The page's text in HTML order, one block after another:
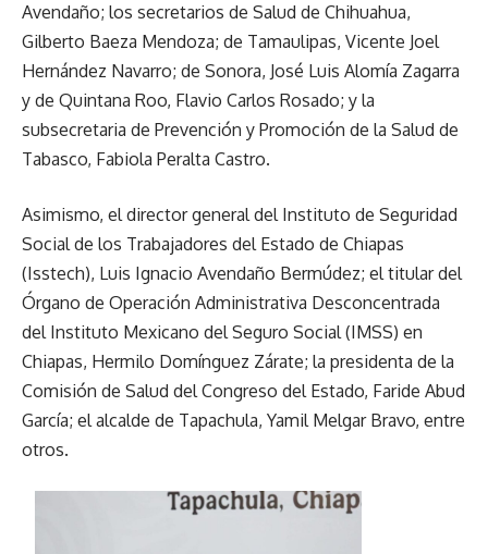
Avendaño; los secretarios de Salud de Chihuahua,
Gilberto Baeza Mendoza; de Tamaulipas, Vicente Joel
Hernández Navarro; de Sonora, José Luis Alomía Zagarra
y de Quintana Roo, Flavio Carlos Rosado; y la
subsecretaria de Prevención y Promoción de la Salud de
Tabasco, Fabiola Peralta Castro.
Asimismo, el director general del Instituto de Seguridad
Social de los Trabajadores del Estado de Chiapas
(Isstech), Luis Ignacio Avendaño Bermúdez; el titular del
Órgano de Operación Administrativa Desconcentrada
del Instituto Mexicano del Seguro Social (IMSS) en
Chiapas, Hermilo Domínguez Zárate; la presidenta de la
Comisión de Salud del Congreso del Estado, Faride Abud
García; el alcalde de Tapachula, Yamil Melgar Bravo, entre
otros.